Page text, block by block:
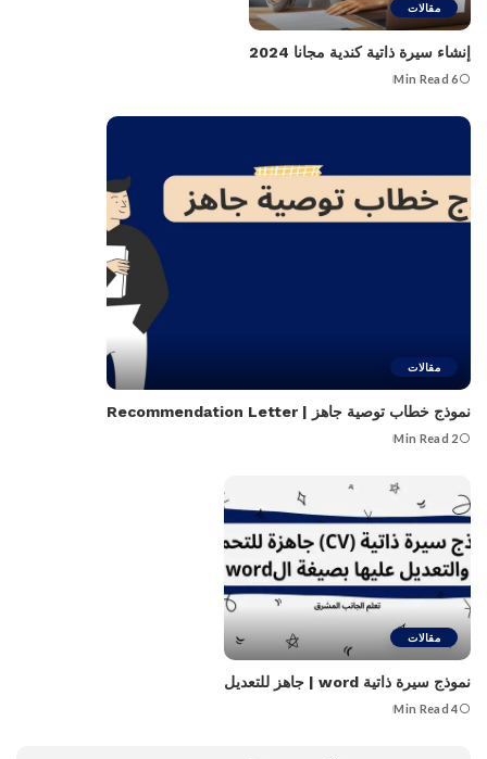
مقالات
إنشاء سيرة ذاتية كندية مجانا 2024
6 Min Read
مقالات
نموذج خطاب توصية جاهز | Recommendation Letter
2 Min Read
مقالات
نموذج سيرة ذاتية word | جاهز للتعديل
4 Min Read